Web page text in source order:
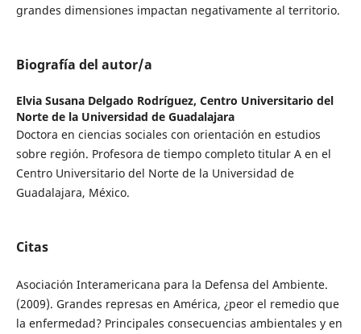
grandes dimensiones impactan negativamente al territorio.
Biografía del autor/a
Elvia Susana Delgado Rodríguez, Centro Universitario del
Norte de la Universidad de Guadalajara
Doctora en ciencias sociales con orientación en estudios
sobre región. Profesora de tiempo completo titular A en el
Centro Universitario del Norte de la Universidad de
Guadalajara, México.
Citas
Asociación Interamericana para la Defensa del Ambiente.
(2009). Grandes represas en América, ¿peor el remedio que
la enfermedad? Principales consecuencias ambientales y en